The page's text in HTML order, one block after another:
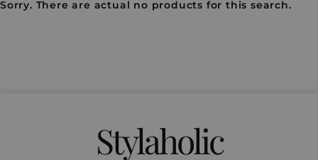
Sorry. There are actual no products for this search.
Stylaholic